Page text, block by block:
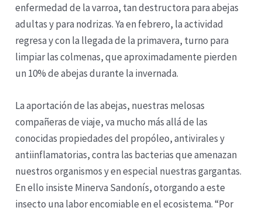
enfermedad de la varroa, tan destructora para abejas
adultas y para nodrizas. Ya en febrero, la actividad
regresa y con la llegada de la primavera, turno para
limpiar las colmenas, que aproximadamente pierden
un 10% de abejas durante la invernada.
La aportación de las abejas, nuestras melosas
compañeras de viaje, va mucho más allá de las
conocidas propiedades del propóleo, antivirales y
antiinflamatorias, contra las bacterias que amenazan
nuestros organismos y en especial nuestras gargantas.
En ello insiste Minerva Sandonís, otorgando a este
insecto una labor encomiable en el ecosistema. “Por